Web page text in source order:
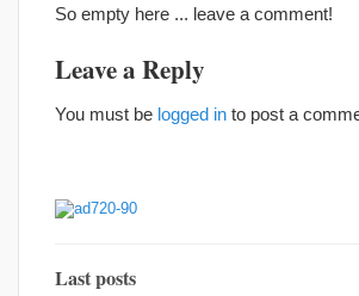
So empty here ... leave a comment!
Leave a Reply
You must be logged in to post a
Last posts